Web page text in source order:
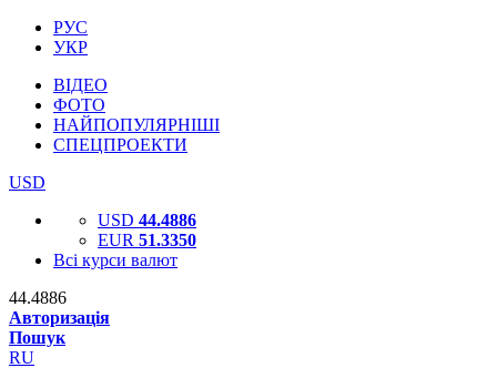
РУС
УКР
ВІДЕО
ФОТО
НАЙПОПУЛЯРНІШІ
СПЕЦПРОЕКТИ
USD
USD 44.4886
EUR 51.3350
Всі курси валют
44.4886
Авторизація
Пошук
RU